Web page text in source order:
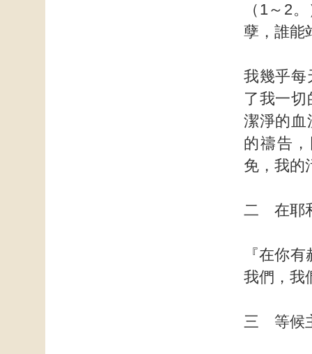
（1～2
孽，誰能
我幾乎每
了我一
潔淨的血
的禱告
免，我的
二 在耶
『在你
我們，我
三 等候